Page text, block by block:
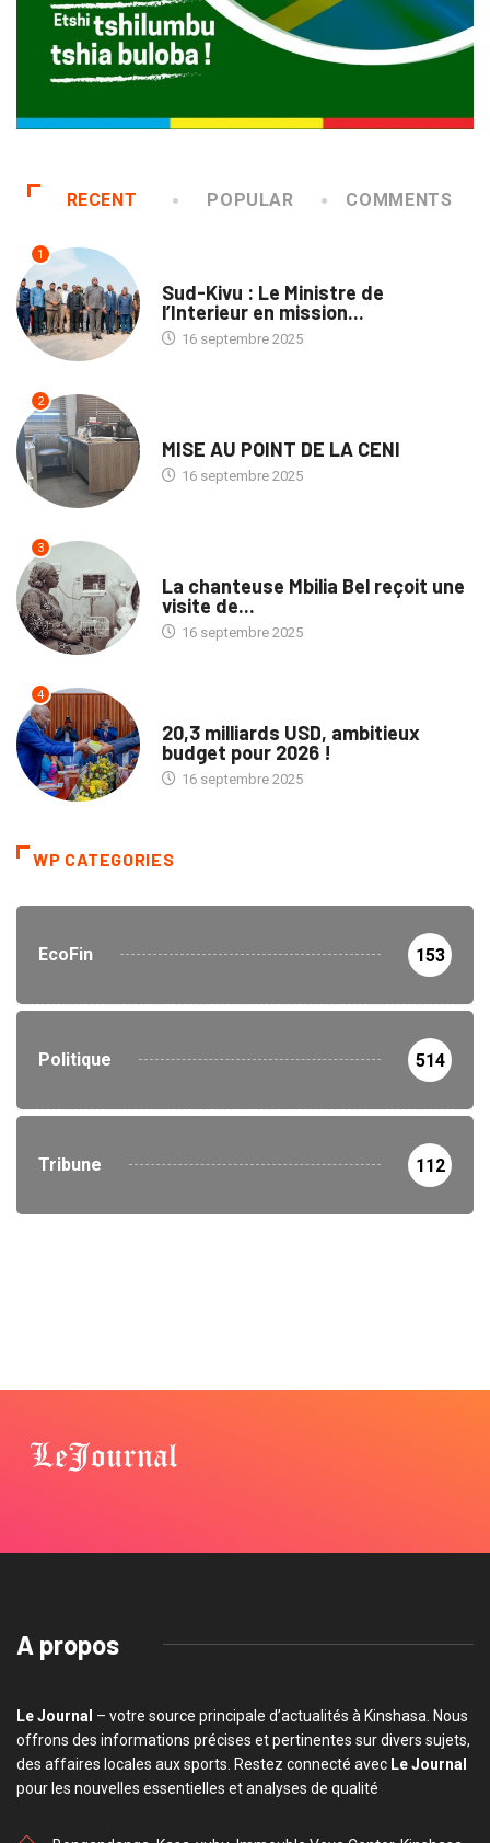
RECENT POPULAR COMMENTS
1
Sud-Kivu : Le Ministre de
l’Interieur en mission...
16 septembre 2025
2
MISE AU POINT DE LA CENI
16 septembre 2025
3
La chanteuse Mbilia Bel reçoit une
visite de...
16 septembre 2025
4
20,3 milliards USD, ambitieux
budget pour 2026 !
16 septembre 2025
WP CATEGORIES
EcoFin 153
Politique 514
Tribune 112
A propos
Le Journal – votre source principale d’actualités à Kinshasa. Nous
offrons des informations précises et pertinentes sur divers sujets,
des affaires locales aux sports. Restez connecté avec Le Journal
pour les nouvelles essentielles et analyses de qualité